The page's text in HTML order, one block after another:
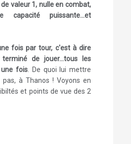
valeur 1, nulle en combat,
capacité puissante...et
fois par tour, c'est à dire
de jouer...tous les
fois . De quoi lui mettre
pas, à Thanos ! Voyons en
et points de vue des 2